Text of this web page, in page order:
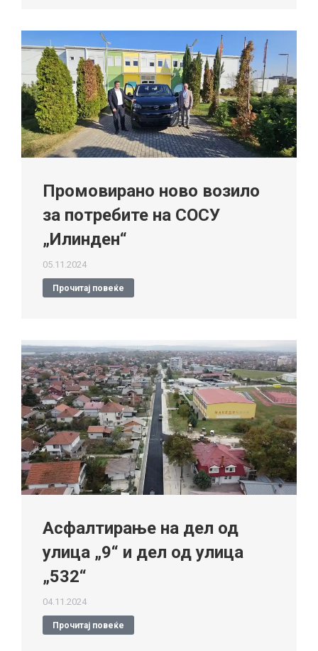
Промовирано ново возило
за потребите на СОСУ
„Илинден“
05.11.2024
Прочитај повеќе
Асфалтирање на дел од
улица „9“ и дел од улица
„532“
04.11.2024
Прочитај повеќе